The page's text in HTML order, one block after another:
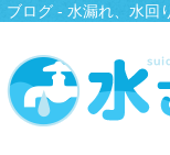
ブログ - 水漏れ、水回